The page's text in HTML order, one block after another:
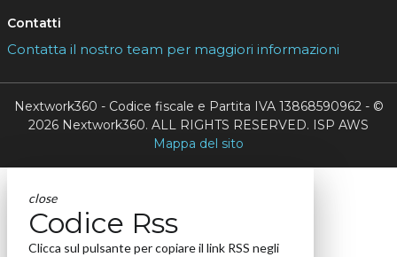
Contatti
Contatta il nostro team per maggiori informazioni
Nextwork360 - Codice fiscale e Partita IVA 13868590962 - ©
2026 Nextwork360. ALL RIGHTS RESERVED. ISP AWS
Mappa del sito
close
Codice Rss
Clicca sul pulsante per copiare il link RSS negli